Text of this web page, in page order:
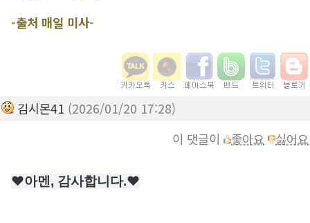
-출처 매일 미사-
김시몬41 (2026/01/20 17:28)
이 댓글이
좋아요 싫어요
❤️아멘, 감사합니다.❤️